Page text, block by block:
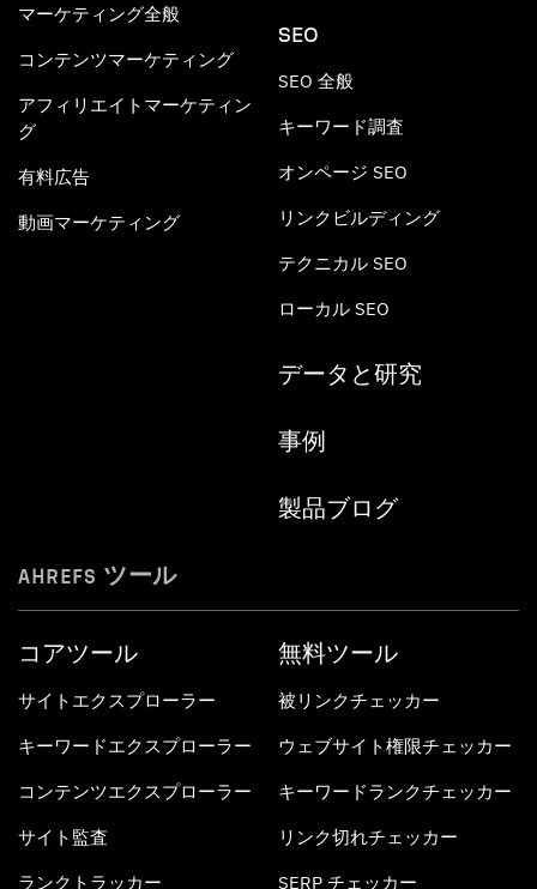
マーケティング全般
コンテンツマーケティング
アフィリエイトマーケティン
グ
有料広告
動画マーケティング
SEO
SEO 全般
キーワード調査
オンページ SEO
リンクビルディング
テクニカル SEO
ローカル SEO
データと研究
事例
製品ブログ
AHREFS ツール
コアツール
サイトエクスプローラー
キーワードエクスプローラー
コンテンツエクスプローラー
サイト監査
ランクトラッカー
無料ツール
被リンクチェッカー
ウェブサイト権限チェッカー
キーワードランクチェッカー
リンク切れチェッカー
SERP チェッカー